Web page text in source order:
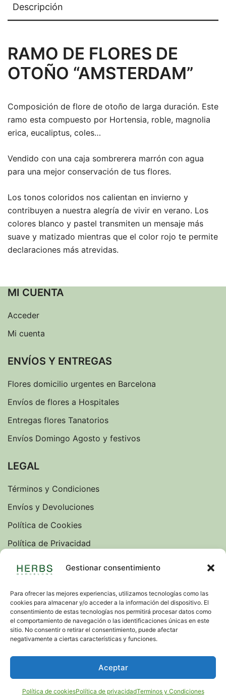
Gestionar consentimiento
Para ofrecer las mejores experiencias, utilizamos tecnologías como las
cookies para almacenar y/o acceder a la información del dispositivo. El
consentimiento de estas tecnologías nos permitirá procesar datos como
el comportamiento de navegación o las identificaciones únicas en este
sitio. No consentir o retirar el consentimiento, puede afectar
negativamente a ciertas características y funciones.
Aceptar
Política de cookiesPolítica de privacidadTerminos y Condiciones
Descripción
RAMO DE FLORES DE
OTOÑO “AMSTERDAM”
Composición de flore de otoño de larga duración. Este
ramo esta compuesto por Hortensia, roble, magnolia
erica, eucaliptus, coles…
Vendido con una caja sombrerera marrón con agua
para una mejor conservación de tus flores.
Los tonos coloridos nos calientan en invierno y
contribuyen a nuestra alegría de vivir en verano. Los
colores blanco y pastel transmiten un mensaje más
suave y matizado mientras que el color rojo te permite
declaraciones más atrevidas.
MI CUENTA
Acceder
Mi cuenta
ENVÍOS Y ENTREGAS
Flores domicilio urgentes en Barcelona
Envíos de flores a Hospitales
Entregas flores Tanatorios
Envíos Domingo Agosto y festivos
LEGAL
Términos y Condiciones
Envíos y Devoluciones
Política de Cookies
Política de Privacidad
IDIOMAS
VERSION INGLESA
© 2026. Todos los derechos reservados. Carrer de
Balmes, 171, 08006 Barcelona. info@herbs.es. (+34)